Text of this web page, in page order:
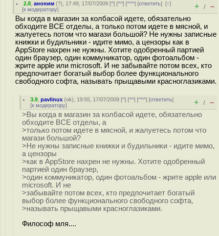
2.8 ,аноним (?), 17:49, 17/07/2009 [^] [^^] [^^^] [ответить][↑]
[к модератору] + / –
Вы когда в магазин за колбасой идете, обязательно
обходите ВСЕ отделы, а только потом идете в мясной, и
жалуетесь потом что магази большой? Не нужны записные
книжки и будильники - идите мимо, а цензоры как в
AppStore нахрен не нужны. Хотите одобренный партией
один браузер, один коммуникатор, один фотоальбом -
жрите apple или microsoft. И не забывайте потом всех, кто
предпочитает богатый выбор более функционального
свободного софта, называть прыщавыми красноглазиками.
3.9 ,pavlinux (ok), 19:55, 17/07/2009 [^] [^^] [^^^] [ответить]
[к модератору] + / –
>Вы когда в магазин за колбасой идете, обязательно
обходите ВСЕ отделы, а
>только потом идете в мясной, и жалуетесь потом что
магази большой?
>Не нужны записные книжки и будильники - идите мимо,
а цензоры
>как в AppStore нахрен не нужны. Хотите одобренный
партией один браузер,
>один коммуникатор, один фотоальбом - жрите apple или
microsoft. И не
>забывайте потом всех, кто предпочитает богатый
выбор более функционального свободного софта,
>называть прыщавыми красноглазиками.
Философ мля....